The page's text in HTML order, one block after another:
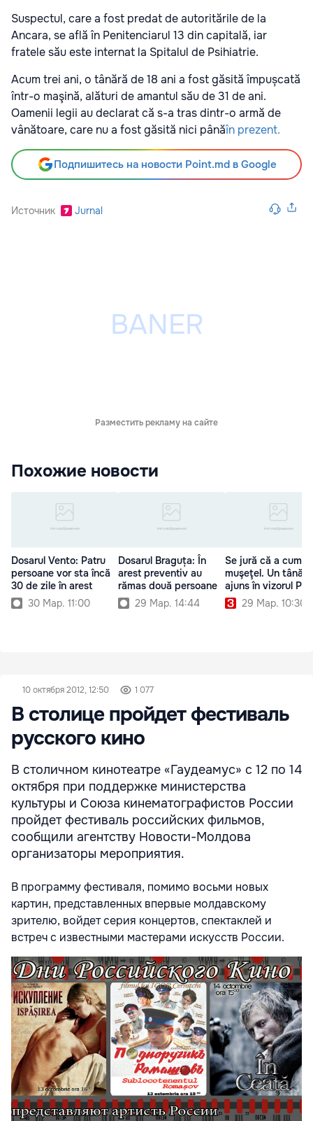
Suspectul, care a fost predat de autoritările de la
Ancara, se află în Penitenciarul 13 din capitală, iar
fratele său este internat la Spitalul de Psihiatrie.
Acum trei ani, o tânără de 18 ani a fost găsită împușcată
într-o maşină, alături de amantul său de 31 de ani.
Oamenii legii au declarat că s-a tras dintr-o armă de
vânătoare, care nu a fost găsită nici pânăîn prezent.
Подпишитесь на новости Point.md в Google
Источник Jurnal
Разместить рекламу на сайте
Похожие новости
Dosarul Vento: Patru
persoane vor sta încă
30 de zile în arest
30 Мар. 11:00
Dosarul Braguța: În
arest preventiv au
rămas două persoane
29 Мар. 14:44
Se jură că a
muşeţel. Un tânăr
ajuns în vizorul
29 Мар. 10:30
10 октября 2012, 12:50 1 077
В столице пройдет фестиваль
русского кино
В столичном кинотеатре «Гаудеамус» с 12 по 14
октября при поддержке министерства
культуры и Союза кинематографистов России
пройдет фестиваль российских фильмов,
сообщили агентству Новости-Молдова
организаторы мероприятия.
В программу фестиваля, помимо восьми новых
картин, представленных впервые молдавскому
зрителю, войдет серия концертов, спектаклей и
встреч с известными мастерами искусств России.